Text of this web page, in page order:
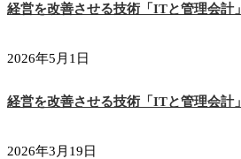
経営を改善させる技術「ITと管理会計」
2026年5月1日
経営を改善させる技術「ITと管理会計」
2026年3月19日